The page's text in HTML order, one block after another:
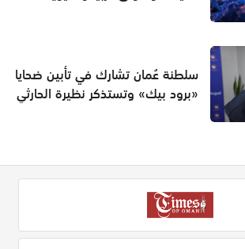
سلطنة عُمان تشارك في تأبين ضحايا
«برود بيك» وتستذكر نظيرة الحارثي